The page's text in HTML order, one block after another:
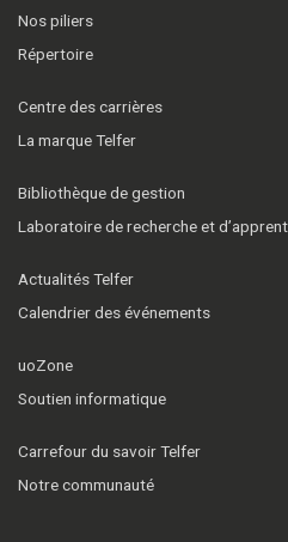
Nos piliers
Répertoire
Centre des carrières
La marque Telfer
Bibliothèque de gestion
Laboratoire de recherche et
Actualités Telfer
Calendrier des événements
uoZone
Soutien informatique
Carrefour du savoir Telfer
Notre communauté